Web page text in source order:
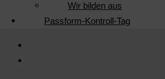
Wir bilden aus
Passform-Kontroll-Tag